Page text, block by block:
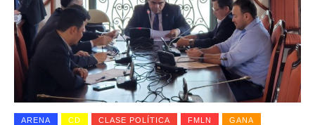
ARENA CD CLASE POLÍTICA FMLN
GANA